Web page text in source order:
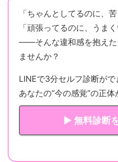
「ちゃんとしてるのに、苦
「頑張ってるのに、うまく
——そんな違和感を抱えた
ませんか？
LINEで3分セルフ診断がで
あなたの“今の感覚”の正体
▶ 無料診断